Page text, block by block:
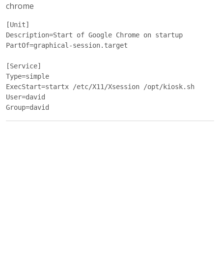
chrome
[Unit]
Description=Start of Google Chrome on startup
PartOf=graphical-session.target
[Service]
Type=simple
ExecStart=startx /etc/X11/Xsession /opt/kiosk.sh
User=david